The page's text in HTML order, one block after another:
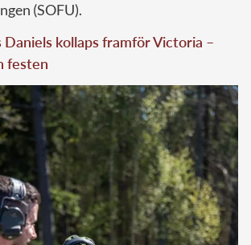
(SOFU).
Daniels kollaps framför Victoria –
festen